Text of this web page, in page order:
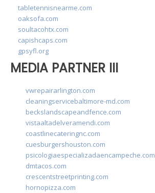
tabletennisnearme.com
oaksofa.com
soultacohtx.com
capishcaps.com
gpsyfl.org
MEDIA PARTNER III
vwrepairarlington.com
cleaningservicebaltimore-md.com
beckslandscapeandfence.com
vistaaltadelveramendi.com
coastlinecateringnc.com
cuesburgershouston.com
psicologiaespecializadaencampeche.com
dmtacos.com
crescentstreetprinting.com
hornopizza.com